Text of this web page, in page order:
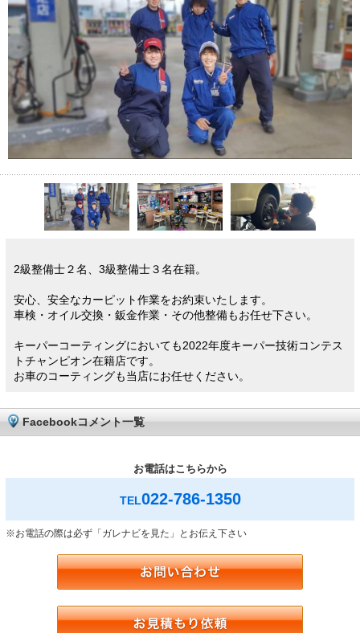
2級整備士２名、3級整備士３名在籍。
安心、安全なカーピット作業をお約束いたします。
車検・オイル交換・鈑金作業・その他整備もお任せ下さい。
キーパーコーティングにおいても2022年度キーパー技術コンテス
トチャンピオン在籍店です。
お車のコーティングも当店にお任せください。
Facebookコメント一覧
お電話はこちらから
TEL022-786-1350
※お電話の際は必ず「ガレナビを見た」とお伝え下さい